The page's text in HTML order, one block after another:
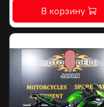
В корзину